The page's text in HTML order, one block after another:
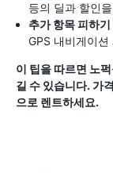
등의 딜과 할인
추가 항목 피하기
GPS 내비게이
이 팁을 따르면 노
길 수 있습니다. 가
으로 렌트하세요.